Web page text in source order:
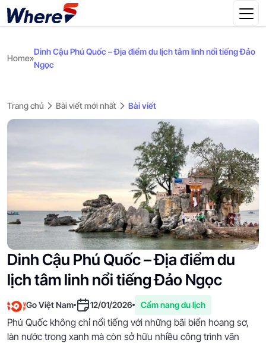
Home»
Dinh Cậu Phú Quốc – Địa điểm du lịch tâm linh nổi tiếng Đảo
Ngọc
Trang chủ Bài viết mới nhất Bài viết
Dinh Cậu Phú Quốc – Địa điểm du
lịch tâm linh nổi tiếng Đảo Ngọc
Go Việt Nam 12/01/2026 Cẩm nang du lịch
Phú Quốc không chỉ nổi tiếng với những bãi biển hoang sơ,
làn nước trong xanh mà còn sở hữu nhiều công trình văn